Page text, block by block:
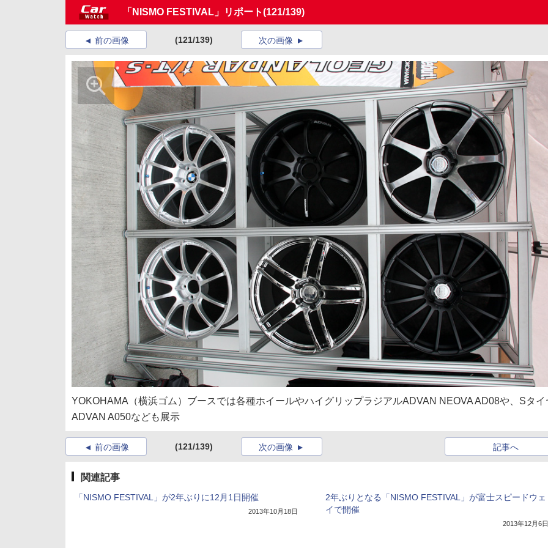
「NISMO FESTIVAL」リポート(121/139)
前の画像 (121/139) 次の画像
YOKOHAMA（横浜ゴム）ブースでは各種ホイールやハイグリップラジアルADVAN NEOVA AD08や、Sタイ
ADVAN A050なども展示
前の画像 (121/139) 記事へ
次の画像
関連記事
「NISMO FESTIVAL」が2年ぶりに12月1日開催
2013年10月18日
2年ぶりとなる「NISMO FESTIVAL」が富士スピードウェ
イで開催
2013年12月6日